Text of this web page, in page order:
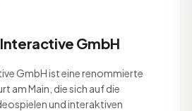
Interactive GmbH
GmbH ist eine renommierte
am Main, die sich auf die
und interaktiven